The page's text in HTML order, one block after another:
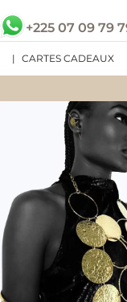
+225 07 09 79
| CARTES CADEAUX